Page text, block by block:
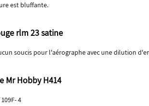
est bluffante.
rlm 23 satine
soucis pour l'aérographe avec une dilution
Mr Hobby H414
4